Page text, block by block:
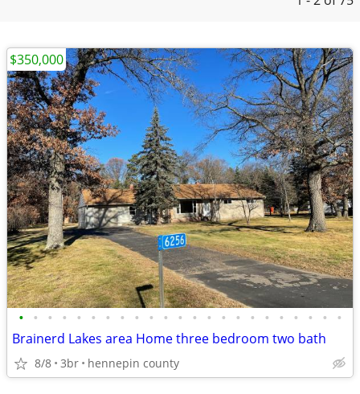
• • • • • • • • • • • • • • • • • • • • • • •
Brainerd Lakes area Home three bedroom two bath
8/8 3br hennepin county
$350,000